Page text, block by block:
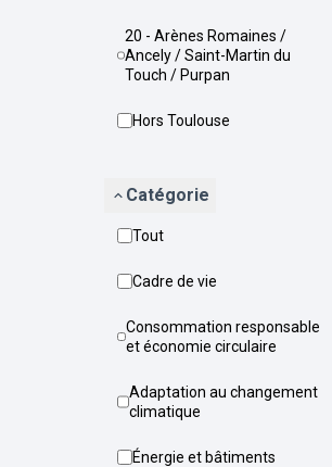
20 - Arènes Romaines /
Ancely / Saint-Martin du
Touch / Purpan
Hors Toulouse
Catégorie
Tout
Cadre de vie
Consommation responsable
et économie circulaire
Adaptation au changement
climatique
Énergie et bâtiments